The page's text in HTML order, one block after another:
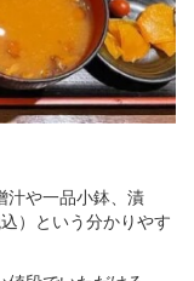
汁や一品小鉢、漬
）という分かりやす